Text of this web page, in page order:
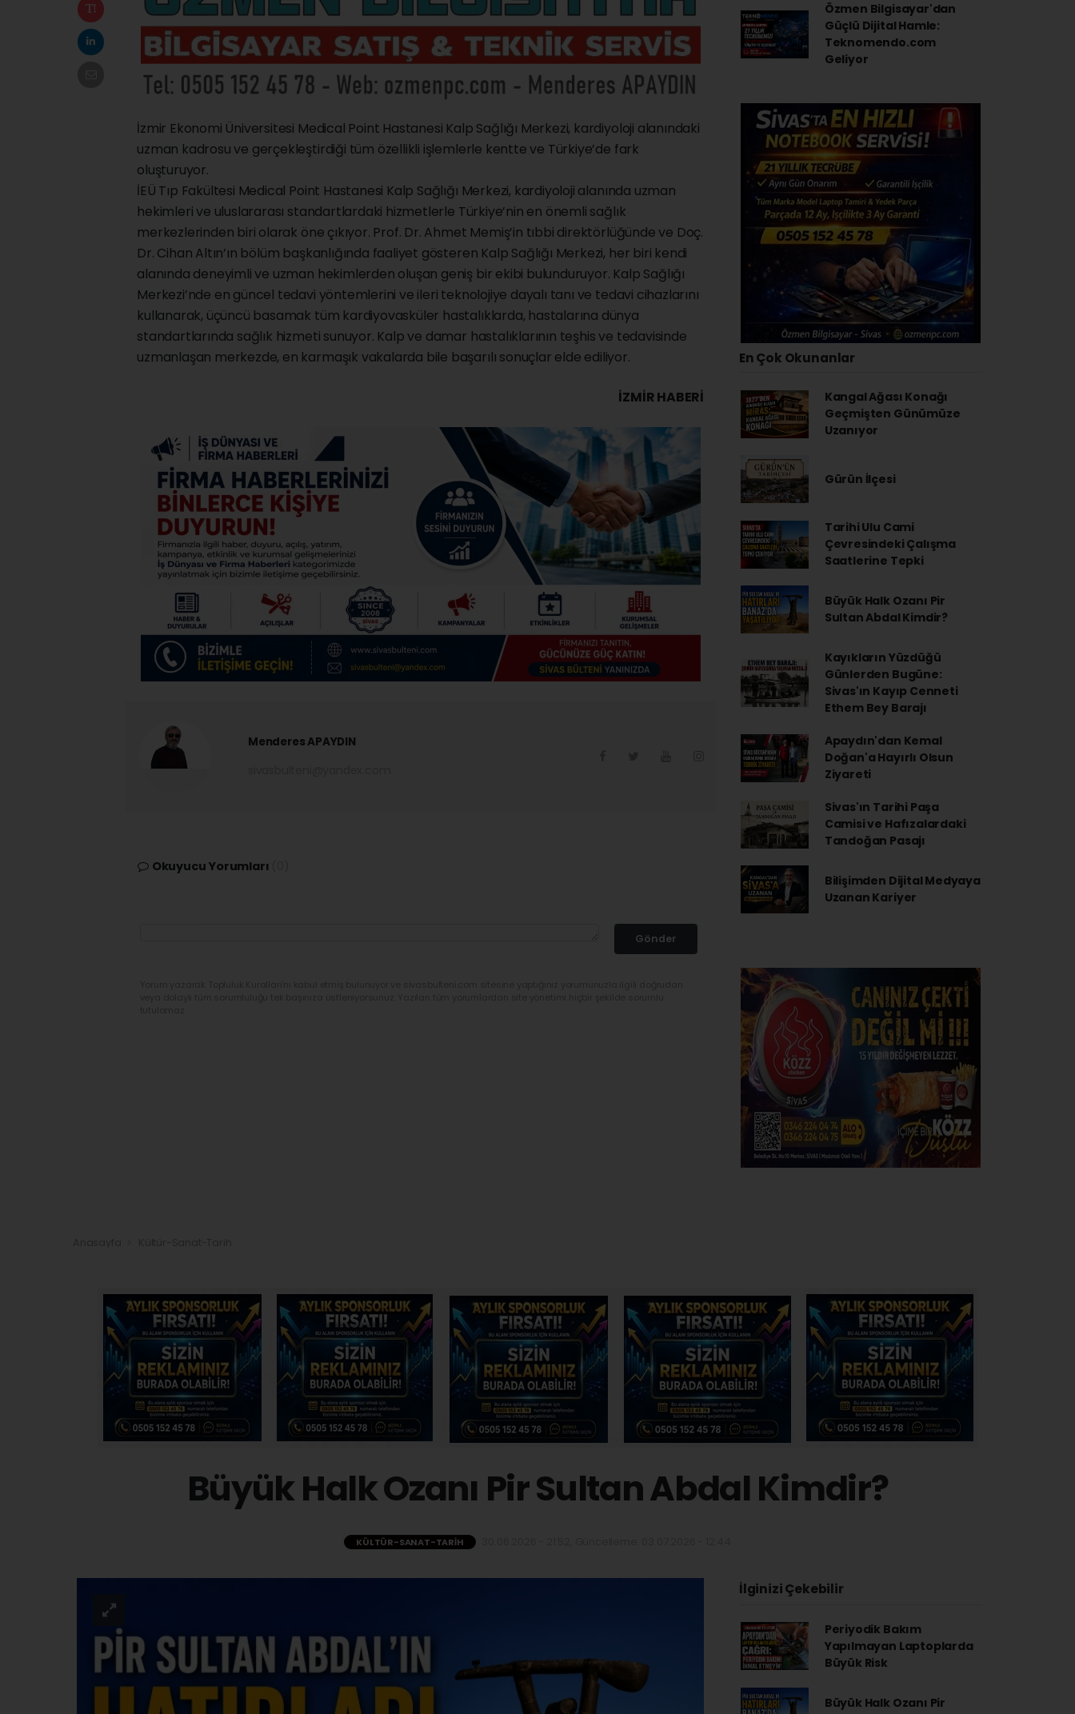
İzmir Ekonomi Üniversitesi Medical Point Hastanesi Kalp Sağlığı Merkezi, kardiyoloji alanındaki
uzman kadrosu ve gerçekleştirdiği tüm özellikli işlemlerle kentte ve Türkiye’de fark
oluşturuyor.
İEÜ Tıp Fakültesi Medical Point Hastanesi Kalp Sağlığı Merkezi, kardiyoloji alanında uzman
hekimleri ve uluslararası standartlardaki hizmetlerle Türkiye’nin en önemli sağlık
merkezlerinden biri olarak öne çıkıyor. Prof. Dr. Ahmet Memiş’in tıbbi direktörlüğünde ve Doç.
Dr. Cihan Altın’ın bölüm başkanlığında faaliyet gösteren Kalp Sağlığı Merkezi, her biri kendi
alanında deneyimli ve uzman hekimlerden oluşan geniş bir ekibi bulunduruyor. Kalp Sağlığı
Merkezi’nde en güncel tedavi yöntemlerini ve ileri teknolojiye dayalı tanı ve tedavi cihazlarını
kullanarak, üçüncü basamak tüm kardiyovasküler hastalıklarda, hastalarına dünya
standartlarında sağlık hizmeti sunuyor. Kalp ve damar hastalıklarının teşhis ve tedavisinde
uzmanlaşan merkezde, en karmaşık vakalarda bile başarılı sonuçlar elde ediliyor.
İZMIR HABERİ
Menderes APAYDIN
Okuyucu Yorumları
Gönder
Özmen Bilgisayar'dan
Güçlü Dijital Hamle:
Teknomendo.com
Geliyor
En Çok Okunanlar
Kangal Ağası Konağı
Geçmişten Günümüze
Uzanıyor
Gürün İlçesi
Tarihi Ulu Cami
Çevresindeki Çalışma
Saatlerine Tepki
Büyük Halk Ozanı Pir
Sultan Abdal Kimdir?
Kayıkların Yüzdüğü
Günlerden Bugüne:
Sivas'ın Kayıp Cenneti
Ethem Bey Barajı
Apaydın'dan Kemal
Doğan'a Hayırlı Olsun
Ziyareti
Sivas'ın Tarihi Paşa
Camisi ve Hafızalardaki
Tandoğan Pasajı
Bilişimden Dijital Medyaya
Uzanan Kariyer
Büyük Halk Ozanı Pir Sultan Abdal Kimdir?
KÜLTÜR-SANAT-TARIH
İlginizi Çekebilir
Periyodik Bakım
Yapılmayan Laptoplarda
Büyük Risk
Büyük Halk Ozanı Pir